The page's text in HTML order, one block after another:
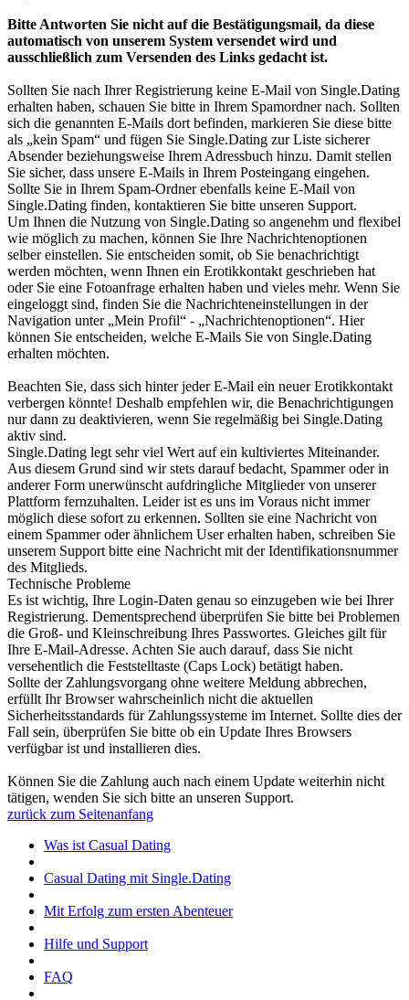
Bitte Antworten Sie nicht auf die Bestätigungsmail, da diese
automatisch von unserem System versendet wird und
ausschließlich zum Versenden des Links gedacht ist.
Sollten Sie nach Ihrer Registrierung keine E-Mail von Single.Dating
erhalten haben, schauen Sie bitte in Ihrem Spamordner nach. Sollten
sich die genannten E-Mails dort befinden, markieren Sie diese bitte
als „kein Spam“ und fügen Sie Single.Dating zur Liste sicherer
Absender beziehungsweise Ihrem Adressbuch hinzu. Damit stellen
Sie sicher, dass unsere E-Mails in Ihrem Posteingang eingehen.
Sollte Sie in Ihrem Spam-Ordner ebenfalls keine E-Mail von
Single.Dating finden, kontaktieren Sie bitte unseren Support.
Um Ihnen die Nutzung von Single.Dating so angenehm und flexibel
wie möglich zu machen, können Sie Ihre Nachrichtenoptionen
selber einstellen. Sie entscheiden somit, ob Sie benachrichtigt
werden möchten, wenn Ihnen ein Erotikkontakt geschrieben hat
oder Sie eine Fotoanfrage erhalten haben und vieles mehr. Wenn Sie
eingeloggt sind, finden Sie die Nachrichteneinstellungen in der
Navigation unter „Mein Profil“ - „Nachrichtenoptionen“. Hier
können Sie entscheiden, welche E-Mails Sie von Single.Dating
erhalten möchten.
Beachten Sie, dass sich hinter jeder E-Mail ein neuer Erotikkontakt
verbergen könnte! Deshalb empfehlen wir, die Benachrichtigungen
nur dann zu deaktivieren, wenn Sie regelmäßig bei Single.Dating
aktiv sind.
Single.Dating legt sehr viel Wert auf ein kultiviertes Miteinander.
Aus diesem Grund sind wir stets darauf bedacht, Spammer oder in
anderer Form unerwünscht aufdringliche Mitglieder von unserer
Plattform fernzuhalten. Leider ist es uns im Voraus nicht immer
möglich diese sofort zu erkennen. Sollten sie eine Nachricht von
einem Spammer oder ähnlichem User erhalten haben, schreiben Sie
unserem Support bitte eine Nachricht mit der Identifikationsnummer
des Mitglieds.
Technische Probleme
Es ist wichtig, Ihre Login-Daten genau so einzugeben wie bei Ihrer
Registrierung. Dementsprechend überprüfen Sie bitte bei Problemen
die Groß- und Kleinschreibung Ihres Passwortes. Gleiches gilt für
Ihre E-Mail-Adresse. Achten Sie auch darauf, dass Sie nicht
versehentlich die Feststelltaste (Caps Lock) betätigt haben.
Sollte der Zahlungsvorgang ohne weitere Meldung abbrechen,
erfüllt Ihr Browser wahrscheinlich nicht die aktuellen
Sicherheitsstandards für Zahlungssysteme im Internet. Sollte dies der
Fall sein, überprüfen Sie bitte ob ein Update Ihres Browsers
verfügbar ist und installieren dies.
Können Sie die Zahlung auch nach einem Update weiterhin nicht
tätigen, wenden Sie sich bitte an unseren Support.
zurück zum Seitenanfang
Was ist Casual Dating
Casual Dating mit Single.Dating
Mit Erfolg zum ersten Abenteuer
Hilfe und Support
FAQ